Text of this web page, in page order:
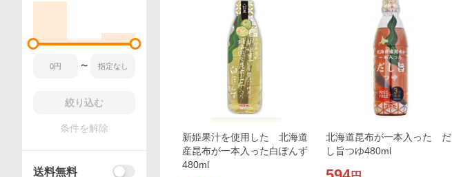
新姫果汁を使用した 北海道
産昆布が一本入った白ぽんず
480ml
北海道昆布が一本入った だ
し旨つゆ480ml
〜
絞り込む
条件を解除
送料無料